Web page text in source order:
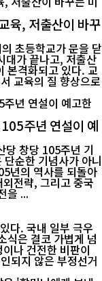
육, 저출산이 바꾸
초등학교가 문을 닫
대가 끝나고, 저출산
본격화되고 있다. 교
교육의 질 향상으로
주년 연설이 예
창당 105주년 기
순한 기념사가 아니
년의 역사를 되돌아
전략, 그리고 중국
을 ...
다. 국내 일부 극우
식은 결코 가볍게 넘
나 건전한 비판이
되지 않은 부정선거